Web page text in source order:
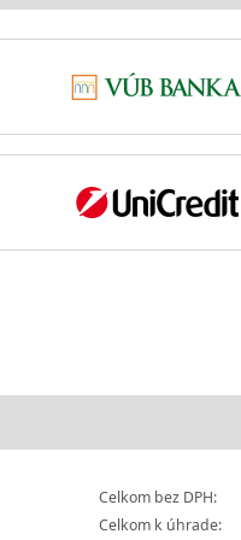
Celkom bez DPH:
Celkom k úhrade: